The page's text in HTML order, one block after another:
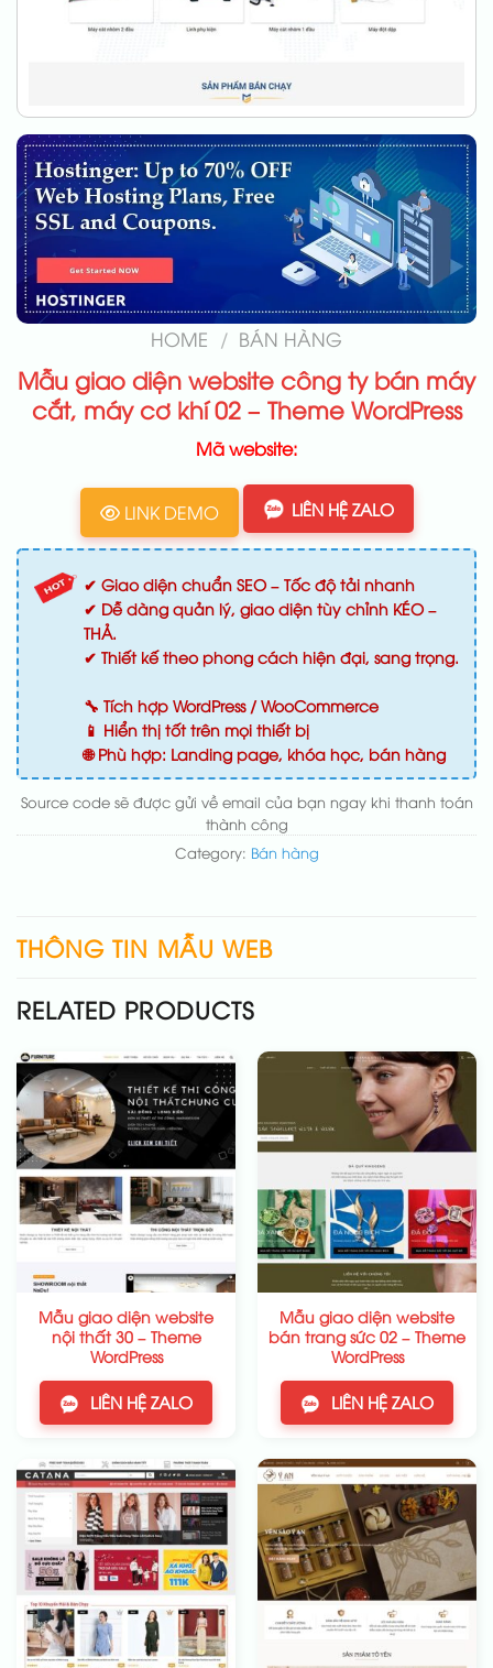
HOME / BÁN HÀNG
Mẫu giao diện website công ty bán máy
cắt, máy cơ khí 02 – Theme WordPress
Mã website:
LINK DEMO LIÊN HỆ ZALO
✔ Giao diện chuẩn SEO – Tốc độ tải nhanh
✔ Dễ dàng quản lý, giao diện tùy chỉnh KÉO –
THẢ.
✔ Thiết kế theo phong cách hiện đại, sang trọng.
🔧 Tích hợp WordPress / WooCommerce
📱 Hiển thị tốt trên mọi thiết bị
🌐 Phù hợp: Landing page, khóa học, bán hàng
Source code sẽ được gửi về email của bạn ngay khi thanh toán
thành công
Category: Bán hàng
THÔNG TIN MẪU WEB
RELATED PRODUCTS
Mẫu giao diện website
nội thất 30 – Theme
WordPress
LIÊN HỆ ZALO
Mẫu giao diện website
bán trang sức 02 – Theme
WordPress
LIÊN HỆ ZALO